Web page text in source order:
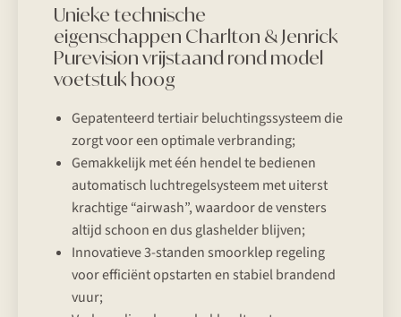
Unieke technische
eigenschappen Charlton & Jenrick
Purevision vrijstaand rond model
voetstuk hoog
Gepatenteerd tertiair beluchtingssysteem die
zorgt voor een optimale verbranding;
Gemakkelijk met één hendel te bedienen
automatisch luchtregelsysteem met uiterst
krachtige “airwash”, waardoor de vensters
altijd schoon en dus glashelder blijven;
Innovatieve 3-standen smoorklep regeling
voor efficiënt opstarten en stabiel brandend
vuur;